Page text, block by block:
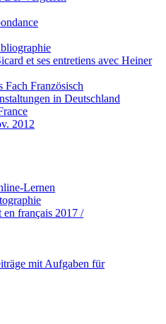
et ses entretiens avec Heiner
Fach Französisch
in Deutschland
2012
Lernen
en français 2017 /
mit Aufgaben für